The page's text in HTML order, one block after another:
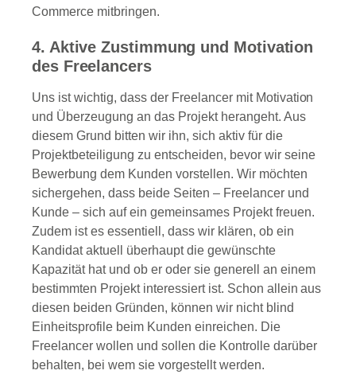
Commerce mitbringen.
4. Aktive Zustimmung und Motivation
des Freelancers
Uns ist wichtig, dass der Freelancer mit Motivation
und Überzeugung an das Projekt herangeht. Aus
diesem Grund bitten wir ihn, sich aktiv für die
Projektbeteiligung zu entscheiden, bevor wir seine
Bewerbung dem Kunden vorstellen. Wir möchten
sichergehen, dass beide Seiten – Freelancer und
Kunde – sich auf ein gemeinsames Projekt freuen.
Zudem ist es essentiell, dass wir klären, ob ein
Kandidat aktuell überhaupt die gewünschte
Kapazität hat und ob er oder sie generell an einem
bestimmten Projekt interessiert ist. Schon allein aus
diesen beiden Gründen, können wir nicht blind
Einheitsprofile beim Kunden einreichen. Die
Freelancer wollen und sollen die Kontrolle darüber
behalten, bei wem sie vorgestellt werden.